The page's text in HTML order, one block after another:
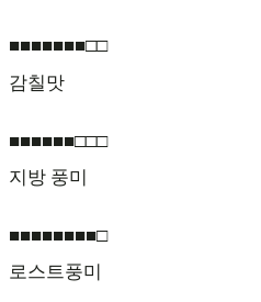
■■■■■■■□□
감칠맛
■■■■■■□□□
지방 풍미
■■■■■■■■□
로스트풍미